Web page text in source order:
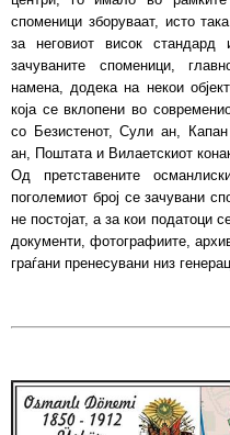
споменици зборуваат, исто
за неговиот висок
зачуваните споменици,
намена, додека на некои
која се вклопени во
со Безистенот, Сули ан,
ан, Поштата и Вилаетскиот
Од претставените
поголемиот број се зачувани
не постојат, а за кои податоци
документи, фотографиите,
граѓани пренесувани низ